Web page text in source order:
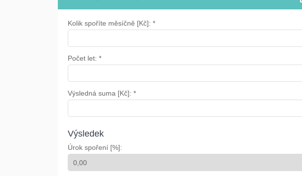
Kolik spoříte měsíčně [Kč]: *
Počet let: *
Výsledná suma [Kč]: *
Výsledek
Úrok spoření [%]: